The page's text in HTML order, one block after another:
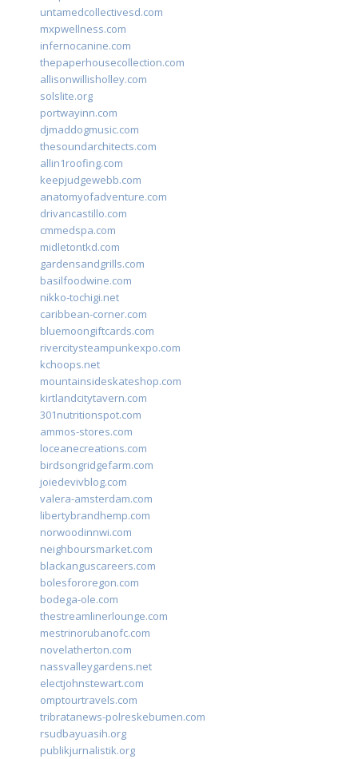
untamedcollectivesd.com
mxpwellness.com
infernocanine.com
thepaperhousecollection.com
allisonwillisholley.com
solslite.org
portwayinn.com
djmaddogmusic.com
thesoundarchitects.com
allin1roofing.com
keepjudgewebb.com
anatomyofadventure.com
drivancastillo.com
cmmedspa.com
midletontkd.com
gardensandgrills.com
basilfoodwine.com
nikko-tochigi.net
caribbean-corner.com
bluemoongiftcards.com
rivercitysteampunkexpo.com
kchoops.net
mountainsideskateshop.com
kirtlandcitytavern.com
301nutritionspot.com
ammos-stores.com
loceanecreations.com
birdsongridgefarm.com
joiedevivblog.com
valera-amsterdam.com
libertybrandhemp.com
norwoodinnwi.com
neighboursmarket.com
blackanguscareers.com
bolesfororegon.com
bodega-ole.com
thestreamlinerlounge.com
mestrinorubanofc.com
novelatherton.com
nassvalleygardens.net
electjohnstewart.com
omptourtravels.com
tribratanews-polreskebumen.com
rsudbayuasih.org
publikjurnalistik.org